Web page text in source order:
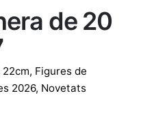
de 20
22cm, Figures de
2026, Novetats